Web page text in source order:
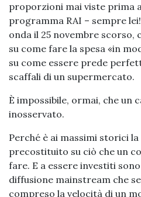
proporzioni mai viste prima
programma RAI – sempre
onda il 25 novembre scorso,
su come fare la spesa «in
su come essere prede
scaffali di un supermercato.
È impossibile, ormai, che un
inosservato.
Perché è ai massimi storici
precostituito su ciò che un
fare. E a essere investiti
diffusione mainstream che
compreso la velocità di un